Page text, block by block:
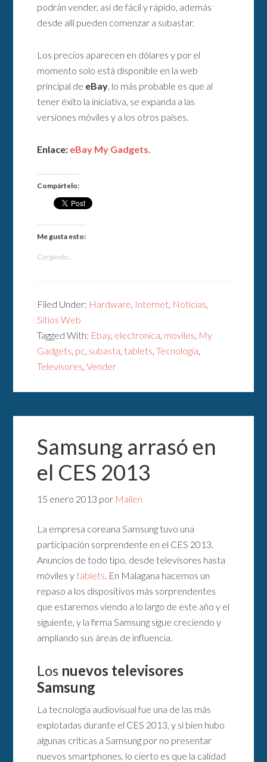
podrán vender, así de fácil y rápido, además
desde allí pueden comenzar a subastar.
Los precios aparecen en dólares y por el
momento solo está disponible en la web
principal de eBay , lo más probable es que al
tener éxito la iniciativa, se expanda a las
versiones móviles y a los otros países.
Enlace: eBay My Gadgets.
Compártelo:
Me gusta esto:
Cargando...
Filed Under: Hardware Internet Noticias
Sitios Web
Tagged With: Ebay, electronica moviles My
Gadgets pc subasta tablets ,Tecnologia
Televisores ,Vender
Samsung arrasó en
el CES 2013
15 enero 2013 por Mailen
La empresa coreana Samsung tuvo una
participación sorprendente en el CES 2013.
Anuncios de todo tipo, desde televisores hasta
móviles y tablets . En Malagana hacemos un
repaso a los dispositivos más sorprendentes
que estaremos viendo a lo largo de este año y el
siguiente, y la firma Samsung sigue creciendo y
ampliando sus áreas de influencia.
Los nuevos televisores
Samsung
La tecnología audiovisual fue una de las más
explotadas durante el CES 2013, y si bien hubo
algunas críticas a Samsung por no presentar
nuevos smartphones, lo cierto es que la calidad